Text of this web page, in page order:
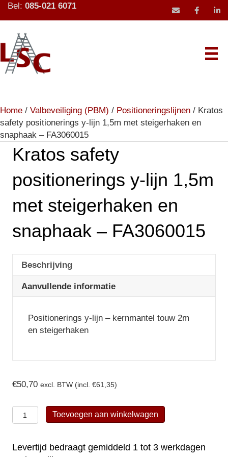
Bel: 085-021 6071
mail icoon
Home / Valbeveiliging (PBM) / Positioneringslijnen / Kratos
safety positionerings y-lijn 1,5m met steigerhaken en
snaphaak – FA3060015
Kratos safety
positionerings y-lijn 1,5m
met steigerhaken en
snaphaak – FA3060015
Beschrijving
Aanvullende informatie
Positionerings y-lijn – kernmantel touw 2m
en steigerhaken
€50,70 excl. BTW (incl. €61,35)
Kratos
safety
y-
Toevoegen aan winkelwagen
Levertijd bedraagt gemiddeld 1 tot 3 werkdagen